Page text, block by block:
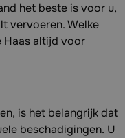
het beste is voor u,
vervoeren. Welke
Haas altijd voor
is het belangrijk dat
beschadigingen. U